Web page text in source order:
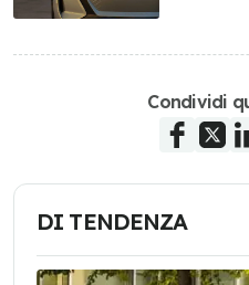
Condividi
DI TENDENZA